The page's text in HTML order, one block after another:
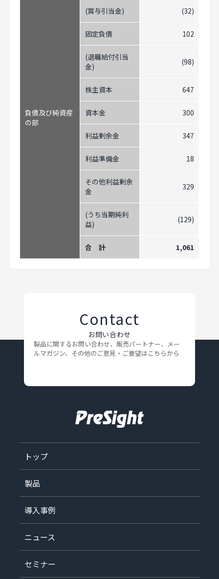
負債及び純資産
の部
(賞与引当金) (32)
固定負債 102
(退職給付引当
金)
(98)
株主資本 647
資本金 300
利益剰余金 347
利益準備金 18
その他利益剰余
金
329
(うち当期純利
益)
(129)
合 計 1,061
Contact
お問い合わせ
製品に関するお問い合わせ、販売パートナー、メー
ルマガジン、 その他のご意見・ご要望はこちらから
トップ
製品
導入事例
ニュース
セミナー